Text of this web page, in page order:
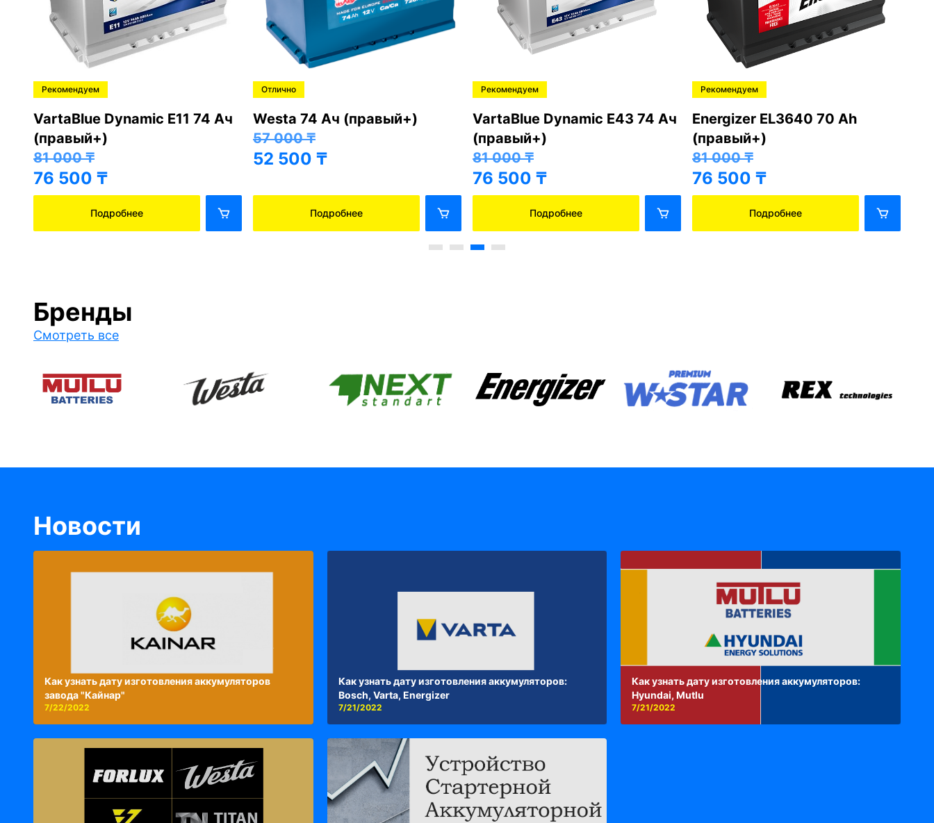
Рекомендуем
VartaBlue Dynamic E11 74 Ач
(правый+)
81 000₸
76 500 ₸
Подробнее
Отлично
Westa 74 Ач (правый+)
57 000₸
52 500 ₸
Подробнее
Рекомендуем
VartaBlue Dynamic E43 74 Ач
(правый+)
81 000₸
76 500 ₸
Подробнее
Рекомендуем
Energizer EL3640 70 Ah
(правый+)
81 000₸
76 500 ₸
Подробнее
Бренды
Смотреть все
Новости
Как узнать дату изготовления аккумуляторов
завода "Кайнар"
7/22/2022
Как узнать дату изготовления аккумуляторов:
Bosch, Varta, Energizer
7/21/2022
Как узнать дату изготовления аккумуляторов:
Hyundai, Mutlu
7/21/2022